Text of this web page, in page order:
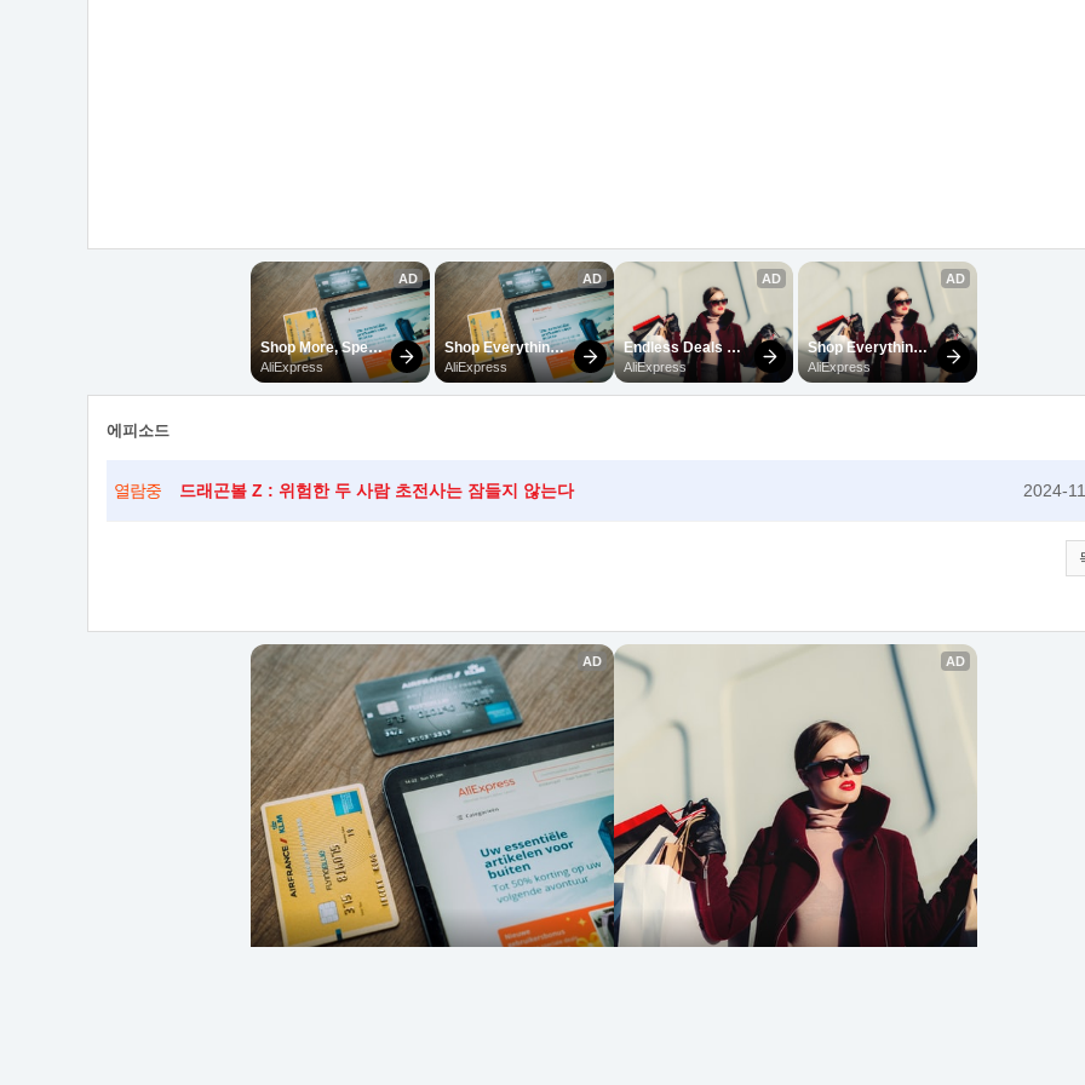
에피소드
열람중 드래곤볼 Z : 위험한 두 사람 초전사는 잠들지 않는다 2024-